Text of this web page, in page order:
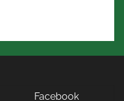
Facebook